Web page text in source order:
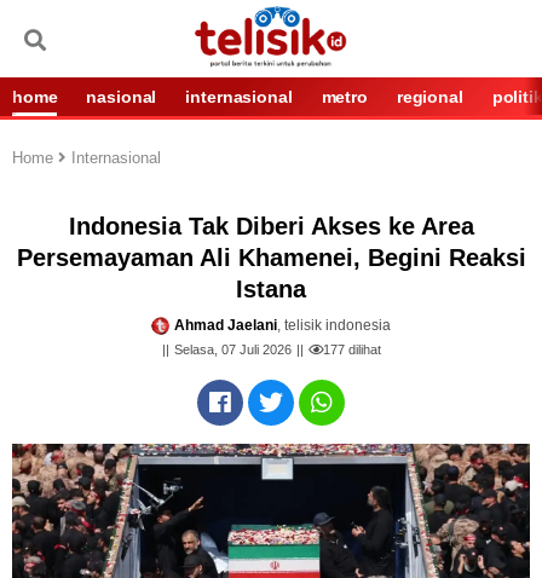
home nasional internasional metro regional politik
Home Internasional
Indonesia Tak Diberi Akses ke Area
Persemayaman Ali Khamenei, Begini Reaksi
Istana
Ahmad Jaelani, telisik indonesia
Selasa, 07 Juli 2026 177dilihat